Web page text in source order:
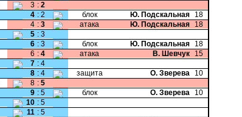
3 : 2
4 : 2 блок Ю. Подскальная
18
4 : 3 атака Ю. Подскальная
18
5 : 3
6 : 3 блок Ю. Подскальная
18
6 : 4 атака В. Шевчук
15
7 : 4
8 : 4 защита О. Зверева
10
8 : 5
9 : 5 блок О. Зверева
10
10 : 5
11 : 5